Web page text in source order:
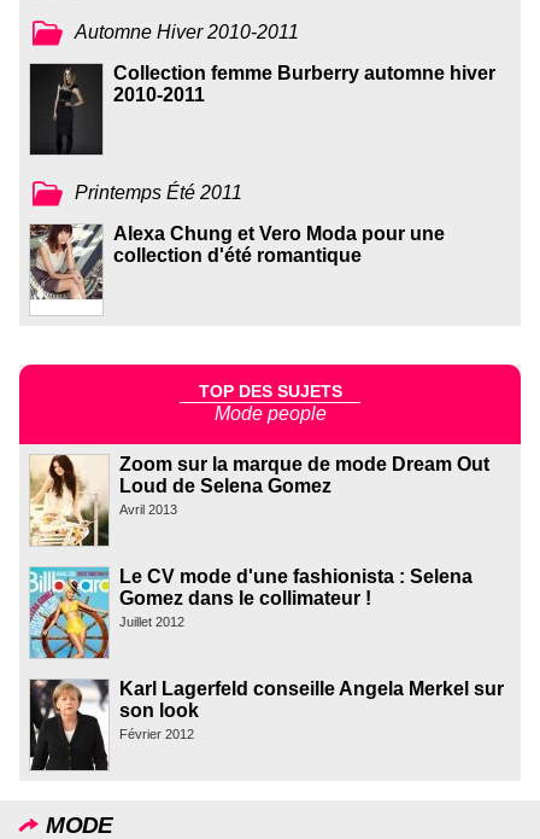
Automne Hiver 2010-2011
Collection femme Burberry automne hiver
2010-2011
Printemps Été 2011
Alexa Chung et Vero Moda pour une
collection d'été romantique
TOP DES SUJETS
Mode people
Zoom sur la marque de mode Dream Out
Loud de Selena Gomez
Avril 2013
Le CV mode d'une fashionista : Selena
Gomez dans le collimateur !
Juillet 2012
Karl Lagerfeld conseille Angela Merkel sur
son look
Février 2012
MODE